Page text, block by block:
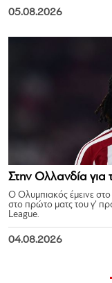
05.08.2026
Στην Ολλανδία για
Ο Ολυμπιακός έμεινε
στο πρώτο ματς του γ’
League.
04.08.2026